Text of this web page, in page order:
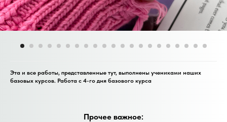
Эта и все работы, представленные тут, выполнены учениками наших
базовых курсов. Работа с 4-го дня базового курса
Прочее важное: